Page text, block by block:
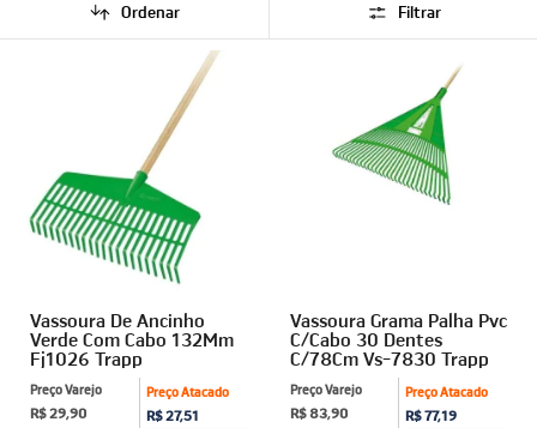
Ordenar Filtrar
Vassoura De Ancinho
Verde Com Cabo 132Mm
Fj1026 Trapp
Preço Atacado
R$ 27,51
Preço Varejo
R$ 29,90
Vassoura Grama Palha Pvc
C/Cabo 30 Dentes
C/78Cm Vs-7830 Trapp
Preço Atacado
R$ 77,19
Preço Varejo
R$ 83,90